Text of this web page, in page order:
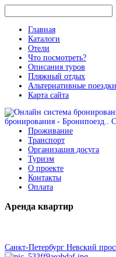
Главная
Каталоги
Отели
Что посмотреть?
Описания туров
Пляжный отдых
Альтернативные поездки
Карта сайта
Проживание
Транспорт
Организация досуга
Туризм
О проекте
Контакты
Оплата
Аренда квартир
Санкт-Петербург Невский